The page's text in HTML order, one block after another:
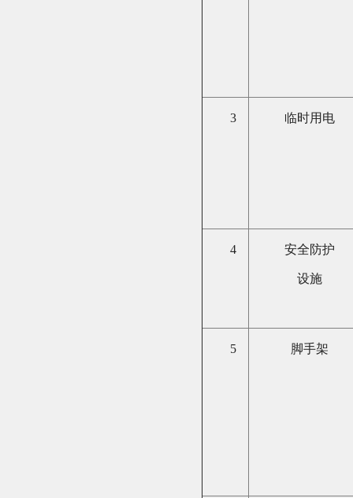
3 临时用电
4 安全防护
设施
5 脚手架